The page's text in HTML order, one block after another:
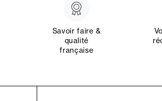
Savoir faire &
qualité
française